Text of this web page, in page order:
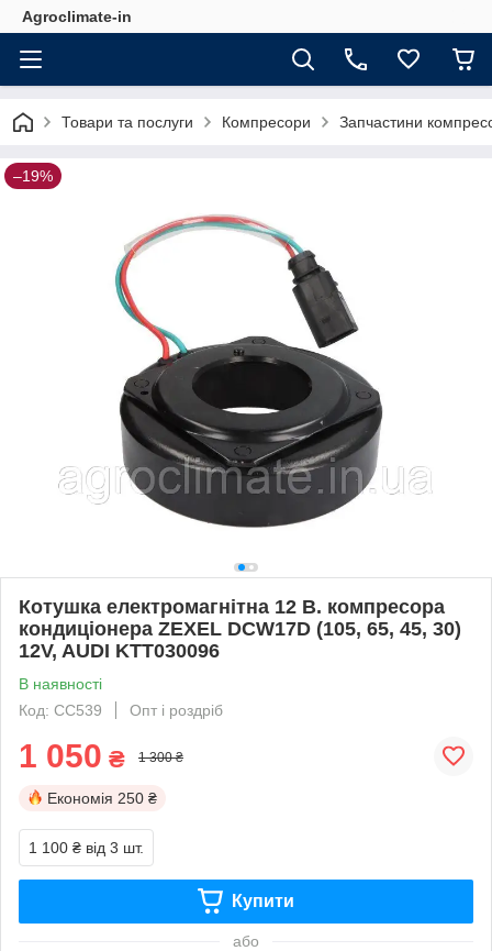
Agroclimate-in
Товари та послуги Компресори Запчастини
–19%
Котушка електромагнітна 12 В. компресора
кондиціонера ZEXEL DCW17D (105, 65, 45, 30)
12V, AUDI KTT030096
В наявності
Код: CC539
Опт і роздріб
1 050 ₴ 1 300 ₴
Економія 250 ₴
1 100 ₴ від 3 шт.
Купити
або